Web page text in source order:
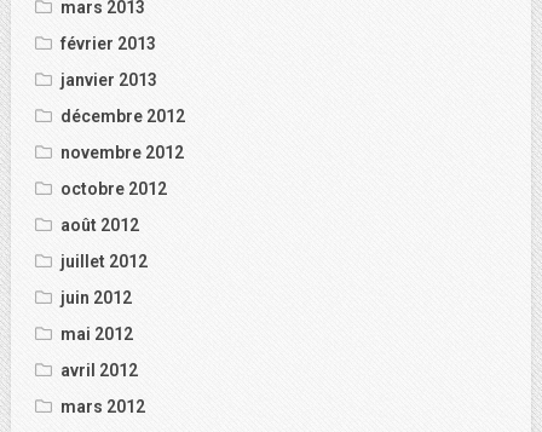
mars 2013
février 2013
janvier 2013
décembre 2012
novembre 2012
octobre 2012
août 2012
juillet 2012
juin 2012
mai 2012
avril 2012
mars 2012